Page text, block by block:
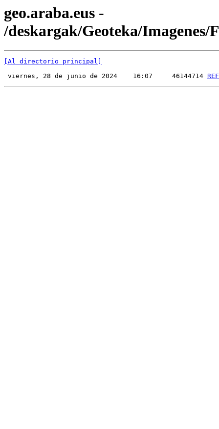
geo.araba.eus -
/deskargak/Geoteka/Imagenes/
[Al directorio principal]
viernes, 28 de junio de 2024    16:07     46144714